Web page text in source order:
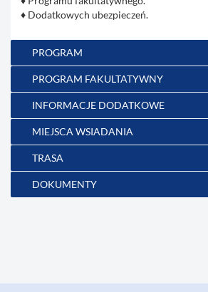
♦ Dodatkowych ubezpieczeń.
PROGRAM
PROGRAM FAKULTATYWNY
INFORMACJE DODATKOWE
MIEJSCA WSIADANIA
TRASA
DOKUMENTY